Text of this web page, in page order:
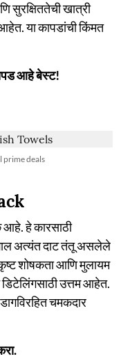
सुरक्षिततेची खात्री
या कापडांची किंमत
आहे बेस्ट!
prime deals
हे कारसाठी
अत्यंत दाट तंतू असलेले
शोषकता आणि मुलायम
उत्तम आहेत.
चमकदार